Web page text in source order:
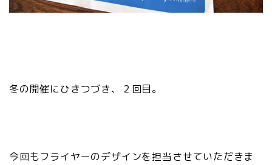
冬の開催にひきつづき、２回目。
今回もフライヤーのデザインを担当させていただきま